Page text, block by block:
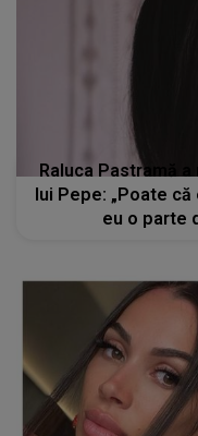
Raluca Pastramă
lui Pepe: „Poate
eu o parte